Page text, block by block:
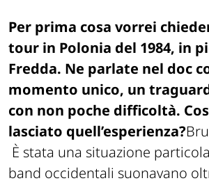
Per prima cosa vorrei
tour in Polonia del 1984, in
Fredda. Ne parlate nel doc
momento unico, un
con non poche difficoltà.
lasciato quell’esperienza?
È stata una situazione
band occidentali suonavano